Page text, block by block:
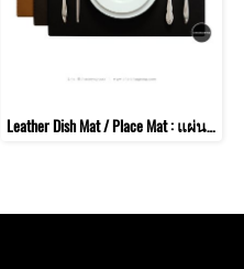
Leather Dish Mat / Place Mat : แผ่นหนังรองภาชนะ รองจาน ถ้วยชาม บนโต๊ะอาหาร